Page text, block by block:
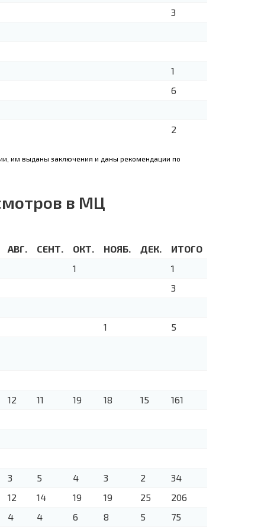
3
1
6
2
им выданы заключения и даны рекомендации по
в МЦ
АВГ. СЕНТ. ОКТ. НОЯБ. ДЕК.
ИТОГО
1
1
3
1
5
12 11 19 18 15
161
3 5 4 3 2
34
12 14 19 19 25
206
4 4 6 8 5 75